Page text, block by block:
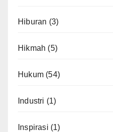
Hiburan (3)
Hikmah (5)
Hukum (54)
Industri (1)
Inspirasi (1)